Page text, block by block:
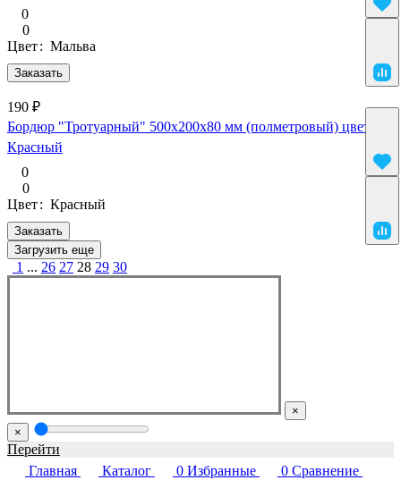
0
0
Заказать
Цвет: Мальва
190 ₽
Бордюр "Тротуарный" 500х200х80 мм (полметровый) цвет
Красный
0
0
Заказать
Цвет: Красный
Загрузить еще
1 ... 26 27 28 29 30
×
×
Перейти
Главная
Каталог 0 Избранные 0 Сравнение